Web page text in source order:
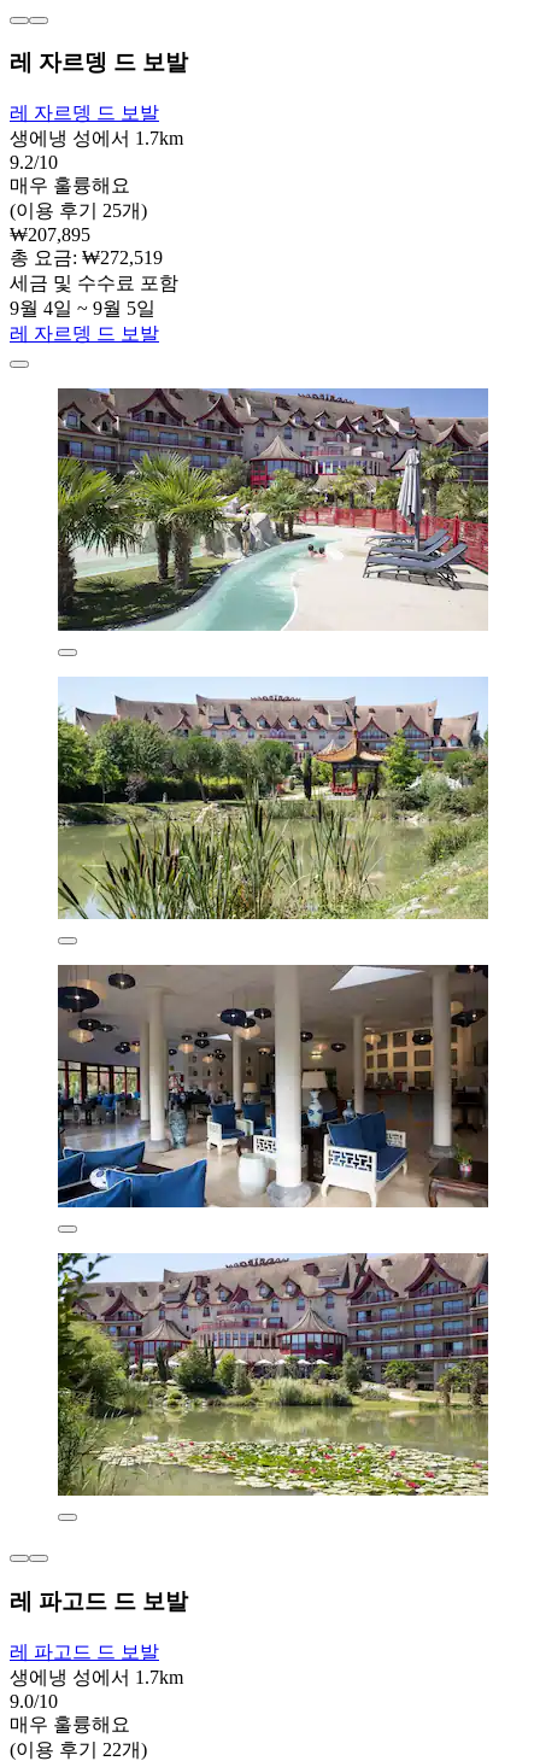
레 자르뎅 드 보발
레 자르뎅 드 보발
생에냉 성에서 1.7km
9.2/10
매우 훌륭해요
(이용 후기 25개)
₩207,895
총 요금: ₩272,519
세금 및 수수료 포함
9월 4일 ~ 9월 5일
레 자르뎅 드 보발
레 파고드 드 보발
레 파고드 드 보발
생에냉 성에서 1.7km
9.0/10
매우 훌륭해요
(이용 후기 22개)